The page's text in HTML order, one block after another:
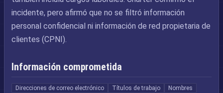
incidente, pero afirmó que no se filtró información
personal confidencial ni información de red propietaria de
clientes (CPNI).
Información comprometida
Direcciones de correo electrónico Títulos de trabajo
Nombres